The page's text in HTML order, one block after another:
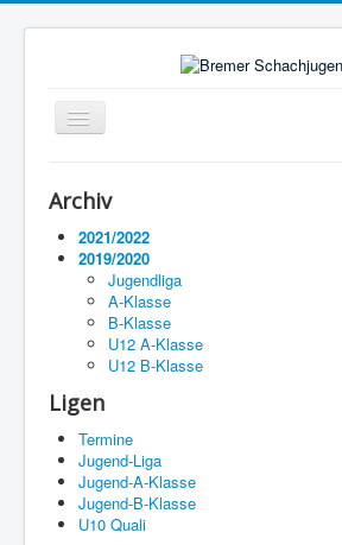
Navigation
an/aus
Termine
Impressum
Archiv
2021/2022
2019/2020
Jugendliga
A-Klasse
B-Klasse
U12 A-Klasse
U12 B-Klasse
Ligen
Termine
Jugend-Liga
Jugend-A-Klasse
Jugend-B-Klasse
U10 Quali